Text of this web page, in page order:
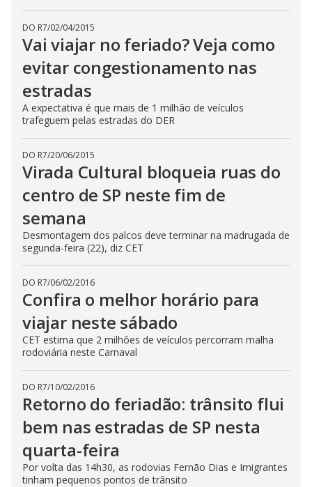
DO R7/02/04/2015
Vai viajar no feriado? Veja como
evitar congestionamento nas
estradas
A expectativa é que mais de 1 milhão de veículos
trafeguem pelas estradas do DER
DO R7/20/06/2015
Virada Cultural bloqueia ruas do
centro de SP neste fim de
semana
Desmontagem dos palcos deve terminar na madrugada de
segunda-feira (22), diz CET
DO R7/06/02/2016
Confira o melhor horário para
viajar neste sábado
CET estima que 2 milhões de veículos percorram malha
rodoviária neste Carnaval
DO R7/10/02/2016
Retorno do feriadão: trânsito flui
bem nas estradas de SP nesta
quarta-feira
Por volta das 14h30, as rodovias Fernão Dias e Imigrantes
tinham pequenos pontos de trânsito